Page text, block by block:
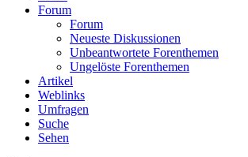
Forum
Forum
Neueste Diskussionen
Unbeantwortete Forenthemen
Ungelöste Forenthemen
Artikel
Weblinks
Umfragen
Suche
Sehen